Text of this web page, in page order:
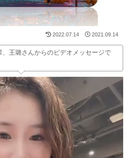
2022.07.14 2021.09.14
王璐さんからのビデオメッセージで
動
画